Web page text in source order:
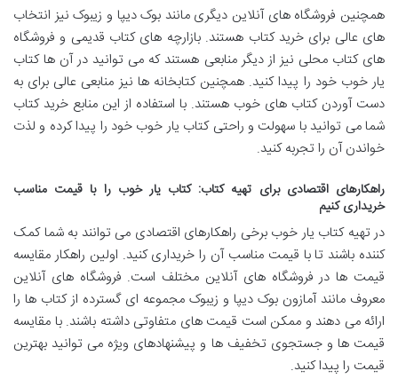
همچنین فروشگاه های آنلاین دیگری مانند بوک دیپا و زیبوک نیز انتخاب
های عالی برای خرید کتاب هستند. بازارچه های کتاب قدیمی و فروشگاه
های کتاب محلی نیز از دیگر منابعی هستند که می توانید در آن ها کتاب
یار خوب خود را پیدا کنید. همچنین کتابخانه ها نیز منابعی عالی برای به
دست آوردن کتاب های خوب هستند. با استفاده از این منابع خرید کتاب
شما می توانید با سهولت و راحتی کتاب یار خوب خود را پیدا کرده و لذت
خواندن آن را تجربه کنید.
راهکارهای اقتصادی برای تهیه کتاب: کتاب یار خوب را با قیمت مناسب
خریداری کنیم
در تهیه کتاب یار خوب برخی راهکارهای اقتصادی می توانند به شما کمک
کننده باشند تا با قیمت مناسب آن را خریداری کنید. اولین راهکار مقایسه
قیمت ها در فروشگاه های آنلاین مختلف است. فروشگاه های آنلاین
معروف مانند آمازون بوک دیپا و زیبوک مجموعه ای گسترده از کتاب ها را
ارائه می دهند و ممکن است قیمت های متفاوتی داشته باشند. با مقایسه
قیمت ها و جستجوی تخفیف ها و پیشنهادهای ویژه می توانید بهترین
قیمت را پیدا کنید.